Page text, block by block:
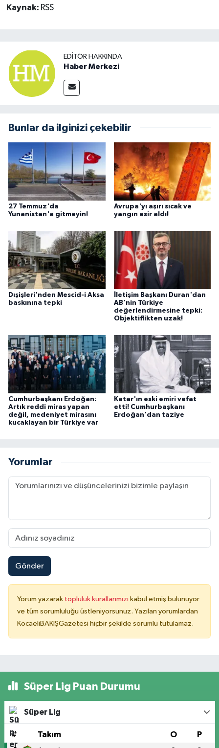
Kaynak: RSS
EDITÖR HAKKINDA
Haber Merkezi
Bunlar da ilginizi çekebilir
27 Temmuz'da
Yunanistan'a gitmeyin!
Avrupa'yı aşırı sıcak ve
yangın esir aldı!
Dışişleri'nden Mescid-i Aksa
baskınına tepki
İletişim Başkanı Duran'dan
AB'nin Türkiye
değerlendirmesine tepki:
Objektiflikten uzak!
Cumhurbaşkanı Erdoğan:
Artık reddi miras yapan
değil, medeniyet mirasını
kucaklayan bir Türkiye var
Katar'ın eski emiri vefat
etti! Cumhurbaşkanı
Erdoğan'dan taziye
Yorumlar
Gönder
Yorum yazarak topluluk kurallarımızı kabul etmiş bulunuyor
ve tüm sorumluluğu üstleniyorsunuz. Yazılan yorumlardan
KocaeliBAKIŞGazetesi hiçbir şekilde sorumlu tutulamaz.
Süper Lig Puan Durumu
Süper Lig
# Takım O P